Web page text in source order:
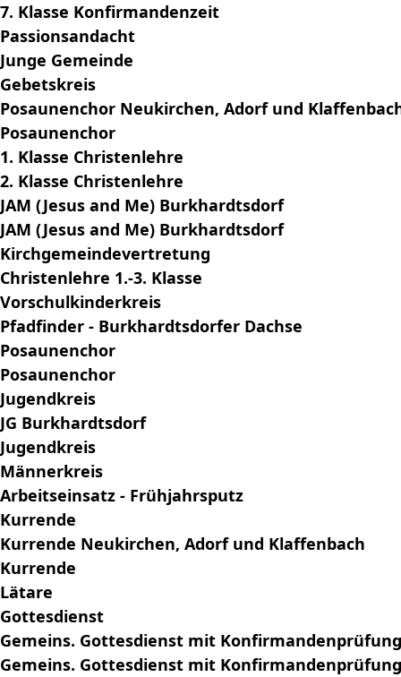
7. Klasse Konfirmandenzeit
Passionsandacht
Junge Gemeinde
Gebetskreis
Posaunenchor Neukirchen, Adorf und
Posaunenchor
1. Klasse Christenlehre
2. Klasse Christenlehre
JAM (Jesus and Me) Burkhardtsdorf
JAM (Jesus and Me) Burkhardtsdorf
Kirchgemeindevertretung
Christenlehre 1.-3. Klasse
Vorschulkinderkreis
Pfadfinder - Burkhardtsdorfer Dachse
Posaunenchor
Posaunenchor
Jugendkreis
JG Burkhardtsdorf
Jugendkreis
Männerkreis
Arbeitseinsatz - Frühjahrsputz
Kurrende
Kurrende Neukirchen, Adorf und Klaffenbach
Kurrende
Lätare
Gottesdienst
Gemeins. Gottesdienst mit
Gemeins. Gottesdienst mit